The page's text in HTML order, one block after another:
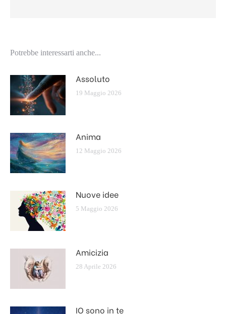
Potrebbe interessarti anche...
Assoluto
19 Maggio 2026
Anima
12 Maggio 2026
Nuove idee
5 Maggio 2026
Amicizia
28 Aprile 2026
IO sono in te